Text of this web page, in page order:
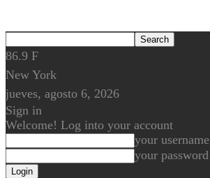
86.9 F
New York
jueves, agosto 6, 2026
Sign in
Welcome! Log into your account
your username
your password